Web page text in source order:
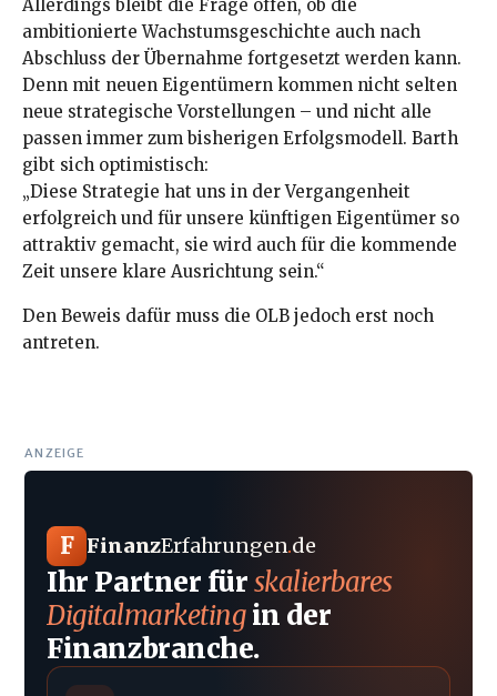
Allerdings bleibt die Frage offen, ob die
ambitionierte Wachstumsgeschichte auch nach
Abschluss der Übernahme fortgesetzt werden kann.
Denn mit neuen Eigentümern kommen nicht selten
neue strategische Vorstellungen – und nicht alle
passen immer zum bisherigen Erfolgsmodell. Barth
gibt sich optimistisch:
„Diese Strategie hat uns in der Vergangenheit
erfolgreich und für unsere künftigen Eigentümer so
attraktiv gemacht, sie wird auch für die kommende
Zeit unsere klare Ausrichtung sein.“
Den Beweis dafür muss die OLB jedoch erst noch
antreten.
ANZEIGE
F FinanzErfahrungen.de
Ihr Partner fürskalierbares
Digitalmarketingin der
Finanzbranche.